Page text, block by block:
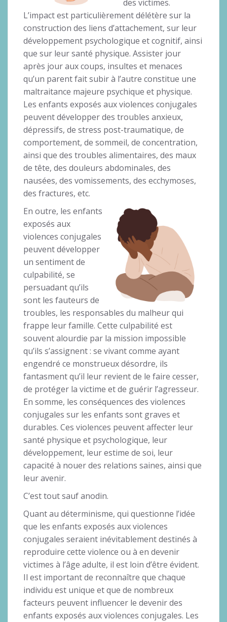
des victimes.
L’impact est particulièrement délétère sur la
construction des liens d’attachement, sur leur
développement psychologique et cognitif, ainsi
que sur leur santé physique. Assister jour
après jour aux coups, insultes et menaces
qu’un parent fait subir à l’autre constitue une
maltraitance majeure psychique et physique.
Les enfants exposés aux violences conjugales
peuvent développer des troubles anxieux,
dépressifs, de stress post-traumatique, de
comportement, de sommeil, de concentration,
ainsi que des troubles alimentaires, des maux
de tête, des douleurs abdominales, des
nausées, des vomissements, des ecchymoses,
des fractures, etc.
En outre, les enfants
exposés aux
violences conjugales
peuvent développer
un sentiment de
culpabilité, se
persuadant qu’ils
sont les fauteurs de
troubles, les responsables du malheur qui
frappe leur famille. Cette culpabilité est
souvent alourdie par la mission impossible
qu’ils s’assignent : se vivant comme ayant
engendré ce monstrueux désordre, ils
fantasment qu’il leur revient de le faire cesser,
de protéger la victime et de guérir l’agresseur.
En somme, les conséquences des violences
conjugales sur les enfants sont graves et
durables. Ces violences peuvent affecter leur
santé physique et psychologique, leur
développement, leur estime de soi, leur
capacité à nouer des relations saines, ainsi que
leur avenir.
C’est tout sauf anodin.
Quant au déterminisme, qui questionne l’idée
que les enfants exposés aux violences
conjugales seraient inévitablement destinés à
reproduire cette violence ou à en devenir
victimes à l’âge adulte, il est loin d’être évident.
Il est important de reconnaître que chaque
individu est unique et que de nombreux
facteurs peuvent influencer le devenir des
enfants exposés aux violences conjugales. Les